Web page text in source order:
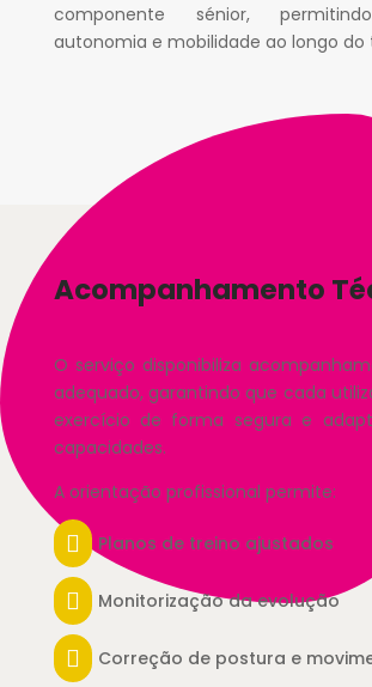
componente sénior,
autonomia e mobilidade ao longo do
Acompanhamento
O serviço disponibiliza
adequado, garantindo que cada
exercício de forma segura e
capacidades.
A orientação profissional permite:
 Planos de treino ajustados
 Monitorização da evolução
 Correção de postura e